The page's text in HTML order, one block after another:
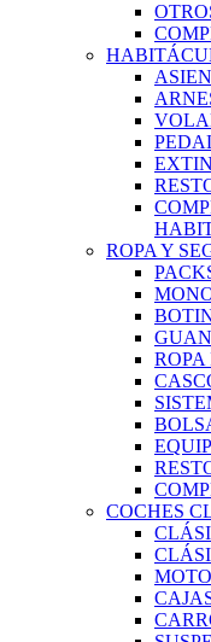
ROPA Y
ROPA
COCHES